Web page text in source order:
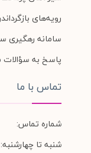
رویه‌های
سامانه رهگیری
پاسخ به سؤالات
تماس با ما
شماره تماس:
شنبه تا چهارشنبه: